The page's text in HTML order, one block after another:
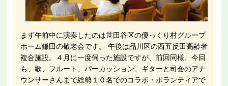
まず午前中に演奏したのは世田谷区の優っくり村グループ
ホーム鎌田の敬老会です。 午後は品川区の西五反田高齢者
複合施設。４月に一度伺った施設ですが、前回同様、今回
も、歌、フルート、パーカッション、ギターと司会のアナ
ウンサーさんまで総勢１０名でのコラボ・ボランティアで